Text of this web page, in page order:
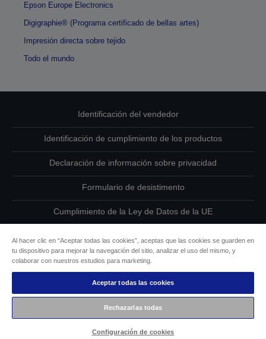
Epson Europe Electronics
Digigraphie® (Programa certificado de bellas artes)
Impresión directa sobre tejido
Todo el mundo
Identificación del vendedor
Identificación de cumplimiento de los productos
Declaración de información sobre privacidad
Formulario de desistimento
Cumplimiento de la Ley de Datos de la UE
Información sobre cookies
Compromiso de accesibilidad de Epson
Copyright © 2026 Seiko Epson
Al hacer clic en “Aceptar todas las cookies”, aceptas que las cookies se guarden en
tu dispositivo para mejorar la navegación del sitio, analizar el uso del mismo, y
colaborar con nuestros estudios para marketing.
Aceptar todas las cookies
Rechazarlas todas
Configuración de cookies